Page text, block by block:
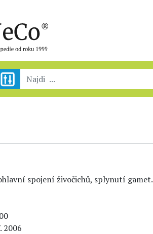
spojení živočichů, splynutí gamet.
2006